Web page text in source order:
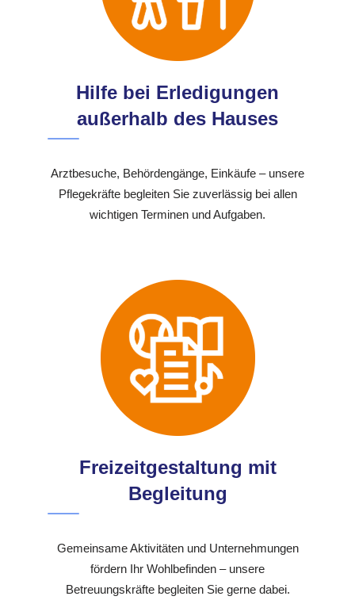
Hilfe bei Erledigungen
außerhalb des Hauses
Arztbesuche, Behördengänge, Einkäufe – unsere
Pflegekräfte begleiten Sie zuverlässig bei allen
wichtigen Terminen und Aufgaben.
Freizeitgestaltung mit
Begleitung
Gemeinsame Aktivitäten und Unternehmungen
fördern Ihr Wohlbefinden – unsere
Betreuungskräfte begleiten Sie gerne dabei.